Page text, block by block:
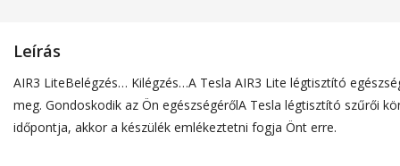
Leírás
AIR3 LiteBelégzés… Kilégzés…A Tesla AIR3 Lite légtisztító
meg. Gondoskodik az Ön egészségérőlA Tesla légtisztító szűrői
időpontja, akkor a készülék emlékeztetni fogja Önt erre.